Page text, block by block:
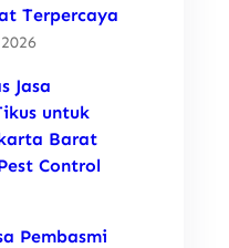
Terpercaya
Jasa
untuk
Barat
Control
Pembasmi